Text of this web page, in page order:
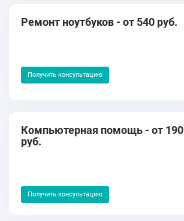
Ремонт ноутбуков - от 540 руб.
Получить консультацию
Компьютерная помощь - от 190
руб.
Получить консультацию